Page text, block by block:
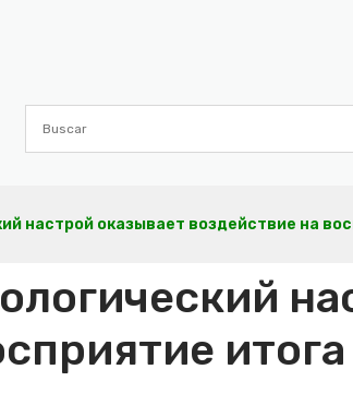
настрой оказывает воздействие на
итога